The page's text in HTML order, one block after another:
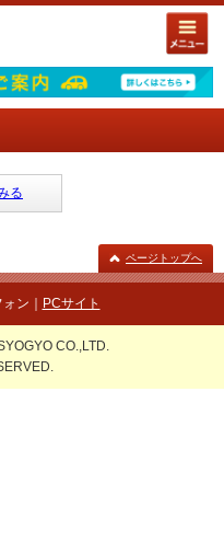
る
ページトップへ
ン｜ PCサイト
CO.,LTD.